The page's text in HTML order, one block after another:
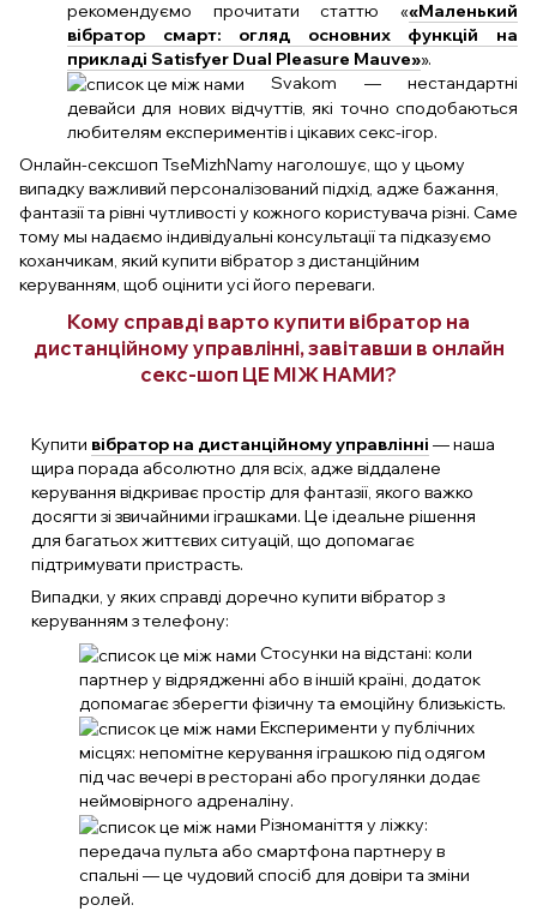
рекомендуємо прочитати статтю ««Маленький
вібратор смарт: огляд основних функцій на
прикладі Satisfyer Dual Pleasure Mauve»».
Svakom — нестандартні
девайси для нових відчуттів, які точно сподобаються
любителям експериментів і цікавих секс-ігор.
Онлайн-сексшоп TseMizhNamy наголошує, що у цьому
випадку важливий персоналізований підхід, адже бажання,
фантазії та рівні чутливості у кожного користувача різні. Саме
тому мы надаємо індивідуальні консультації та підказуємо
коханчикам, який купити вібратор з дистанційним
керуванням, щоб оцінити усі його переваги.
Кому справді варто купити вібратор на
дистанційному управлінні, завітавши в онлайн
секс-шоп ЦЕ МІЖ НАМИ?
Купити вібратор на дистанційному управлінні — наша
щира порада абсолютно для всіх, адже віддалене
керування відкриває простір для фантазії, якого важко
досягти зі звичайними іграшками. Це ідеальне рішення
для багатьох життєвих ситуацій, що допомагає
підтримувати пристрасть.
Випадки, у яких справді доречно купити вібратор з
керуванням з телефону:
Стосунки на відстані: коли
партнер у відрядженні або в іншій країні, додаток
допомагає зберегти фізичну та емоційну близькість.
Експерименти у публічних
місцях: непомітне керування іграшкою під одягом
під час вечері в ресторані або прогулянки додає
неймовірного адреналіну.
Різноманіття у ліжку:
передача пульта або смартфона партнеру в
спальні — це чудовий спосіб для довіри та зміни
ролей.